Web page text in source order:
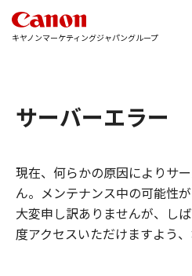
キヤノンマーケティングジャパングループ
サーバーエラー
現在、何らかの原因によりサ
ん。メンテナンス中の可能性が
大変申し訳ありませんが、し
度アクセスいただけますよう、